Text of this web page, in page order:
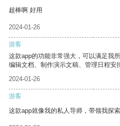
超棒啊 好用
2024-01-26
游客
这款app的功能非常强大，可以满足我
编辑文档、制作演示文稿、管理日程安
2024-01-26
游客
这款app就像我的私人导师，带领我探索